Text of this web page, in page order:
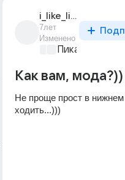
i_like_life_3
7лет
Изменено
Пикантно о
Как вам, мода?))
Не проще прост в
ходить...)))